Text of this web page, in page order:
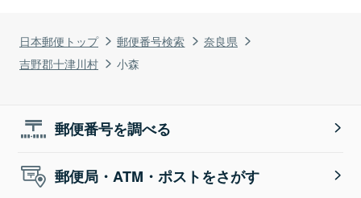
日本郵便トップ 郵便番号検索
奈良県
吉野郡十津川村
小森
郵便番号を調べる
郵便局・ATM・ポストをさがす